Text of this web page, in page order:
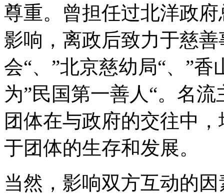
尊重。曾担任过北洋政
影响，离政后致力于慈
会“、”北京慈幼局“、”
为”民国第一善人“。名
团体在与政府的交往中
于团体的生存和发展。
当然，影响双方互动的